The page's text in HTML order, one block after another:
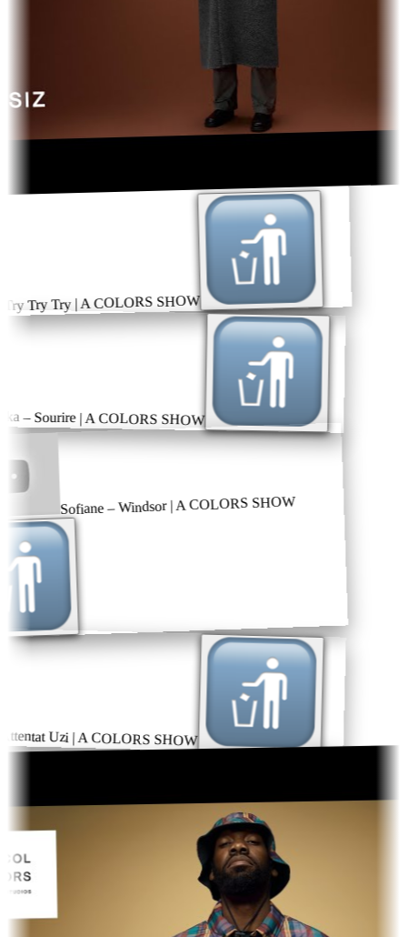
Try Try | A COLORS SHOW
– Sourire | A COLORS SHOW
Sofiane – Windsor | A COLORS SHOW
Uzi | A COLORS SHOW